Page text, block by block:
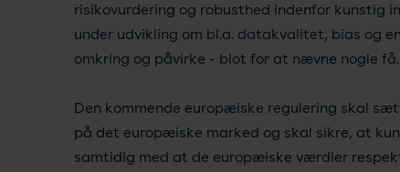
risikovurdering og robusthed indenfor kunstig
under udvikling om bl.a. datakvalitet, bias og
omkring og påvirke - blot for at nævne nogle få.
Den kommende europæiske regulering skal
på det europæiske marked og skal sikre, at
samtidig med at de europæiske værdier